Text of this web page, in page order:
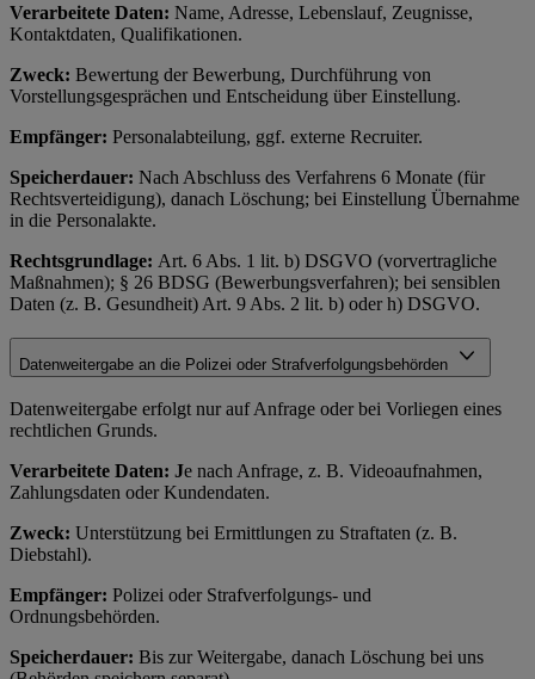
Verarbeitete Daten: Name, Adresse, Lebenslauf, Zeugnisse,
Kontaktdaten, Qualifikationen.
Zweck: Bewertung der Bewerbung, Durchführung von
Vorstellungsgesprächen und Entscheidung über Einstellung.
Empfänger: Personalabteilung, ggf. externe Recruiter.
Speicherdauer: Nach Abschluss des Verfahrens 6 Monate (für
Rechtsverteidigung), danach Löschung; bei Einstellung Übernahme
in die Personalakte.
Rechtsgrundlage: Art. 6 Abs. 1 lit. b) DSGVO (vorvertragliche
Maßnahmen); § 26 BDSG (Bewerbungsverfahren); bei sensiblen
Daten (z. B. Gesundheit) Art. 9 Abs. 2 lit. b) oder h) DSGVO.
Datenweitergabe an die Polizei oder Strafverfolgungsbehörden
Datenweitergabe erfolgt nur auf Anfrage oder bei Vorliegen eines
rechtlichen Grunds.
Verarbeitete Daten: Je nach Anfrage, z. B. Videoaufnahmen,
Zahlungsdaten oder Kundendaten.
Zweck: Unterstützung bei Ermittlungen zu Straftaten (z. B.
Diebstahl).
Empfänger: Polizei oder Strafverfolgungs- und
Ordnungsbehörden.
Speicherdauer: Bis zur Weitergabe, danach Löschung bei uns